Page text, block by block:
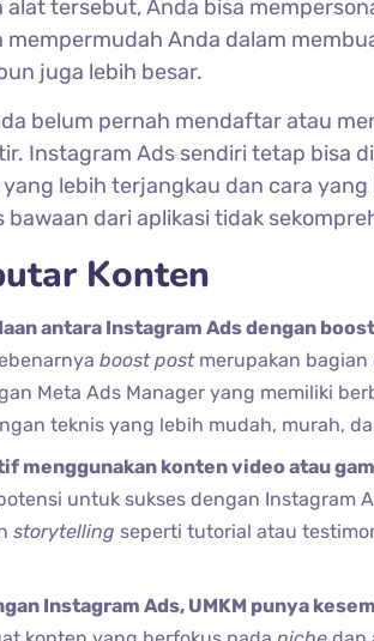
tersebut, Anda bisa
Anda dalam
juga lebih besar.
belum pernah mendaftar atau
Instagram Ads sendiri tetap bisa
lebih terjangkau dan cara
bawaan dari aplikasi tidak
Konten
antara Instagram Ads dengan
boost post merupakan bagian
Meta Ads Manager yang memiliki
teknis yang lebih mudah, murah,
menggunakan konten video atau
untuk sukses dengan Instagram
storytelling seperti tutorial atau
Instagram Ads, UMKM punya